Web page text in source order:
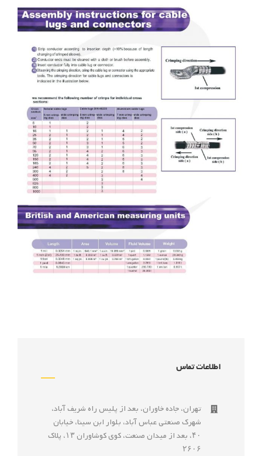
اطلاعات تماس
تهران، جاده خاوران، بعد از پليس راه شريف آباد،
شهرک صنعتى عباس آباد، بلوار ابن سينا، خيابان
۴۰، بعد از ميدان صنعت، كوی كوشاوران ۱۳، پلاک
۲۶۰۶